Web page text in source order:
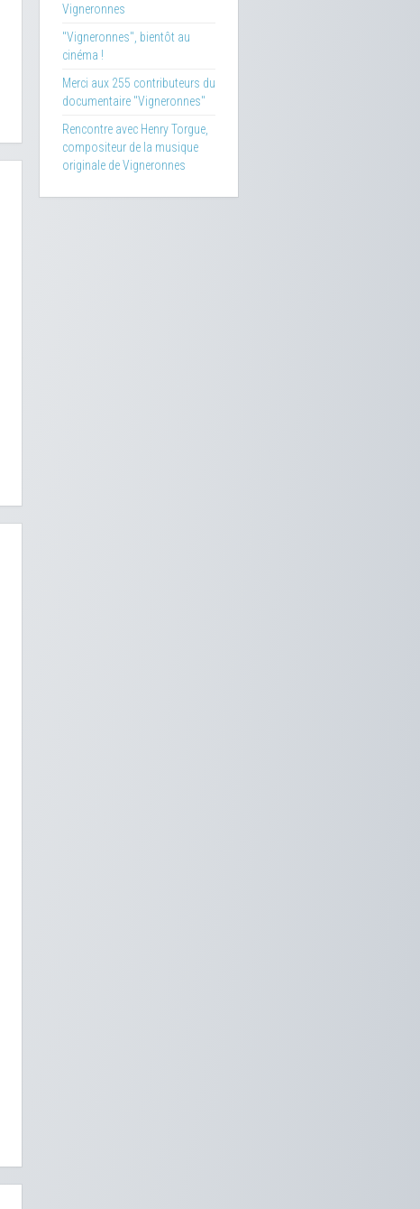
Vigneronnes
"Vigneronnes", bientôt au
cinéma !
Merci aux 255 contributeurs du
documentaire "Vigneronnes"
Rencontre avec Henry Torgue,
compositeur de la musique
originale de Vigneronnes